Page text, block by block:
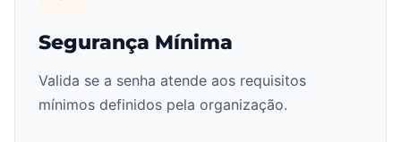
Segurança Mínima
Valida se a senha atende aos requisitos
mínimos definidos pela organização.